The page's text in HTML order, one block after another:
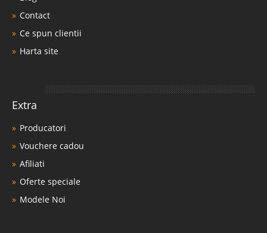
Contact
Ce spun clientii
Harta site
Extra
Producatori
Vouchere cadou
Afiliati
Oferte speciale
Modele Noi